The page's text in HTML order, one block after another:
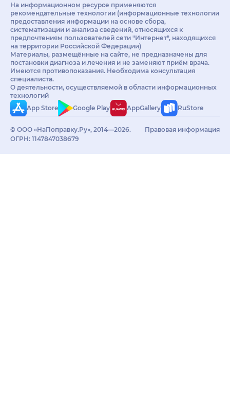
На информационном ресурсе применяются
рекомендательные технологии (информационные технологии
предоставления информации на основе сбора,
систематизации и анализа сведений, относящихся к
предпочтениям пользователей сети "Интернет", находящихся
на территории Российской Федерации)
Материалы, размещённые на сайте, не предназначены для
постановки диагноза и лечения и не заменяют приём врача.
Имеются противопоказания. Необходима консультация
специалиста.
О деятельности, осуществляемой в области информационных
технологий
App Store
Google Play AppGallery RuStore
© ООО «НаПоправку.Ру», 2014—2026.
ОГРН: 1147847038679
Правовая информация